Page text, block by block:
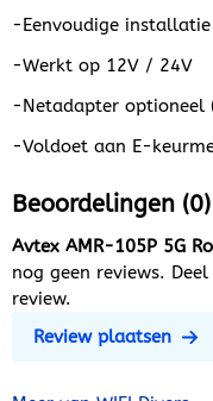
-Eenvoudige
-Werkt op 12V / 24V
-Netadapter optioneel
-Voldoet aan E-
Beoordelingen (0)
Avtex AMR-105P 5G
nog geen reviews.
review.
Review plaatsen